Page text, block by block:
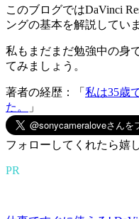
このブログではDaVinci
ングの基本を解説してい
私もまだまだ勉強中の身
てみましょう。
著者の経歴：「 私は35歳
た。
」
フォローしてくれたら嬉
PR